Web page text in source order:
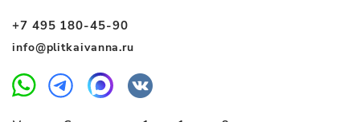
+7 495 180-45-90
info@plitkaivanna.ru